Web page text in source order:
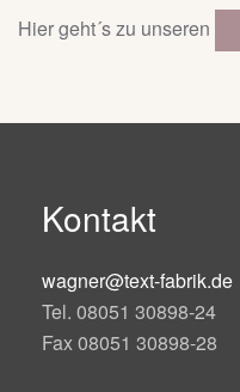
Hier geht´s zu unseren
Kontakt
wagner@text-fabrik.de
Tel. 08051 30898-24
Fax 08051 30898-28